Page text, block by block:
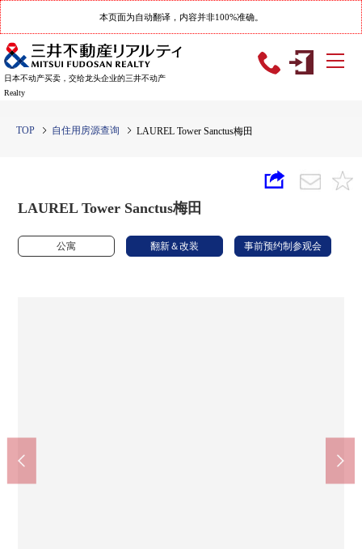
本页面为自动翻译，内容并非100%准确。
日本不动产买卖，交给龙头企业的三井不动产
Realty
TOP 自住用房源查询 LAUREL Tower Sanctus梅田
LAUREL Tower Sanctus梅田
公寓 翻新＆改装 事前预约制参观会